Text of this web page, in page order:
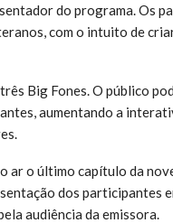
do programa. Os
com o intuito de
Big Fones. O público
aumentando a
ar o último capítulo da
dos participantes
audiência da emissora.